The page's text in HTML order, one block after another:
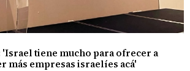
'Israel tiene mucho para ofrecer a
más empresas israelíes acá'